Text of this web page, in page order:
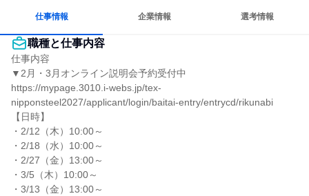
仕事情報 企業情報 選考情報
職種と仕事内容
仕事内容
▼2月・3月オンライン説明会予約受付中
https://mypage.3010.i-webs.jp/tex-
nipponsteel2027/applicant/login/baitai-entry/entrycd/rikunabi
【日時】
・2/12（木）10:00～
・2/18（水）10:00～
・2/27（金）13:00～
・3/5（木）10:00～
・3/13（金）13:00～